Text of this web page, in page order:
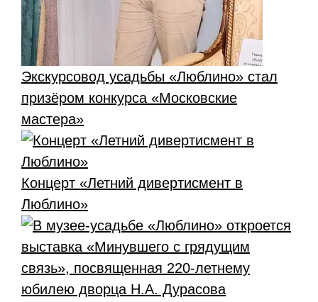
Экскурсовод усадьбы «Люблино» стал
призёром конкурса «Московские
мастера»
Концерт «Летний дивертисмент в
Люблино»